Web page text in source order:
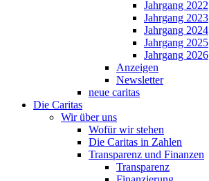
Jahrgang 2022
Jahrgang 2023
Jahrgang 2024
Jahrgang 2025
Jahrgang 2026
Anzeigen
Newsletter
neue caritas
Die Caritas
Wir über uns
Wofür wir stehen
Die Caritas in Zahlen
Transparenz und Finanzen
Transparenz